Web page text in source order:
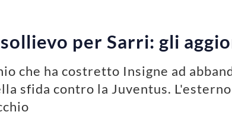
per Sarri: gli
che ha costretto Insigne ad
sfida contro la Juventus.